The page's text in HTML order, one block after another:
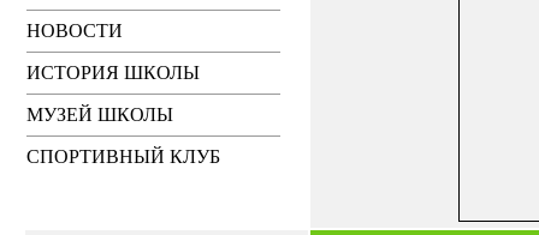
НОВОСТИ
ИСТОРИЯ ШКОЛЫ
МУЗЕЙ ШКОЛЫ
СПОРТИВНЫЙ КЛУБ